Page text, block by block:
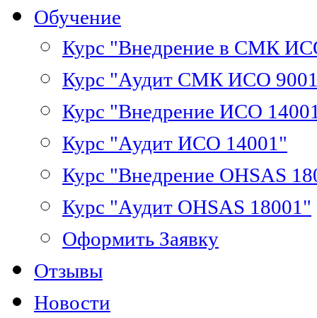
Обучение
Курс "Внедрение в СМК
Курс "Аудит СМК ИСО
Курс "Внедрение ИСО
Курс "Аудит ИСО 14001"
Курс "Внедрение OHSAS
Курс "Аудит OHSAS 18001"
Оформить Заявку
Отзывы
Новости